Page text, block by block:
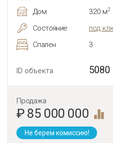
Дом
320 м2
Состояние
под
Спален
3
ID объекта 5080
Продажа
₽ 85 000 000
Не берем комиссию!